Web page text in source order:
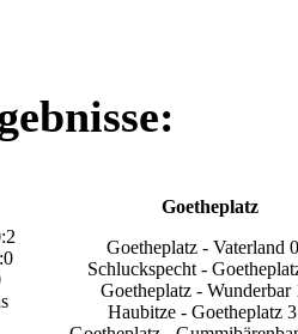
Goetheplatz
Goetheplatz - Vaterland
Schluckspecht -
Goetheplatz - Wunderbar
Haubitze - Goetheplatz